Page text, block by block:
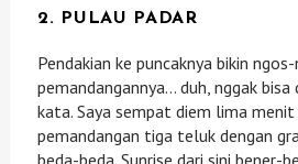
2. PULAU PADAR
Pendakian ke puncaknya bikin
pemandangannya… duh, nggak
kata. Saya sempat diem lima
pemandangan tiga teluk dengan
beda-beda. Sunrise dari sini bener-